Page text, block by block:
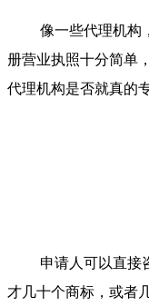
像一些代理机构
册营业执照十分简单
代理机构是否就真的
申请人可以直接
才几十个商标，或者